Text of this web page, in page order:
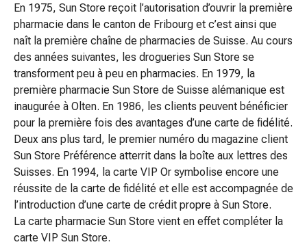
Bandes
de
compression
Pansements
adhésifs
Bandages,
rubans
et
accessoires
Bandages
et
filets
tubulaires
Matériel
de
En 1975, Sun Store reçoit l’autorisation d’ouvrir la première
pharmacie dans le canton de Fribourg et c’est ainsi que
naît la première chaîne de pharmacies de Suisse. Au cours
des années suivantes, les drogueries Sun Store se
transforment peu à peu en pharmacies. En 1979, la
première pharmacie Sun Store de Suisse alémanique est
inaugurée à Olten. En 1986, les clients peuvent bénéficier
pour la première fois des avantages d’une carte de fidélité.
Deux ans plus tard, le premier numéro du magazine client
Sun Store Préférence atterrit dans la boîte aux lettres des
Suisses. En 1994, la carte VIP Or symbolise encore une
réussite de la carte de fidélité et elle est accompagnée de
l’introduction d’une carte de crédit propre à Sun Store.
La carte pharmacie Sun Store vient en effet compléter la
carte VIP Sun Store.